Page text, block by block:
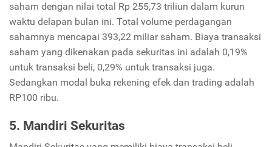
saham dengan nilai total Rp 255,73 triliun dalam kurun
waktu delapan bulan ini. Total volume perdagangan
sahamnya mencapai 393,22 miliar saham. Biaya transaksi
saham yang dikenakan pada sekuritas ini adalah 0,19%
untuk transaksi beli, 0,29% untuk transaksi juga.
Sedangkan modal buka rekening efek dan trading adalah
RP100 ribu.
5. Mandiri Sekuritas